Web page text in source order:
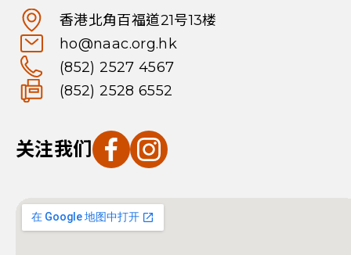
香港北角百福道21号13楼
ho@naac.org.hk
(852) 2527 4567
(852) 2528 6552
关注我们